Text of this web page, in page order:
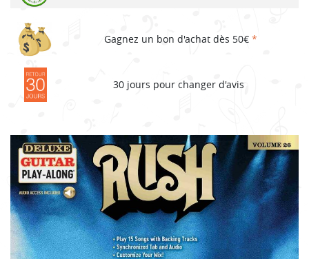
Gagnez un bon d'achat dès 50€ *
30 jours pour changer d'avis